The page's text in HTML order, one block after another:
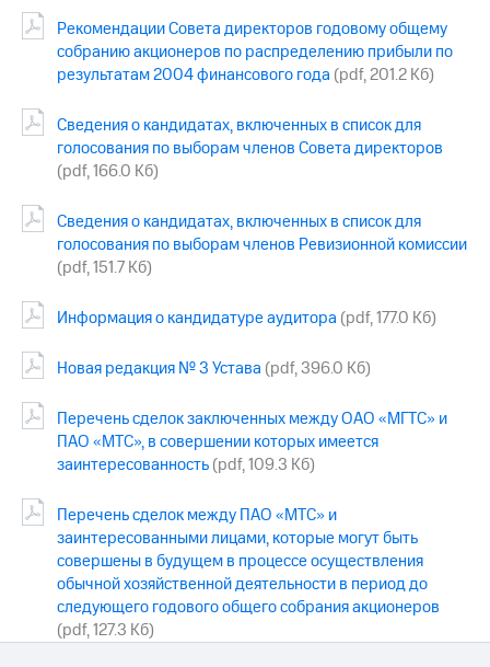
Информация
акционерам
Документы
ПАО
Собрания
акционеров
Личный
Акционерный
капитал
Контроль
аудит
Программа
приобретения
Порядок
Дивиденды
Рынок
облигаций
Описание
Еврооблигации-2023
Уведомление
Рекомендации Совета директоров годовому общему
собранию акционеров по распределению прибыли по
результатам 2004 финансового года (pdf, 201.2 Кб)
Сведения о кандидатах, включенных в список для
голосования по выборам членов Совета директоров
(pdf, 166.0 Кб)
Сведения о кандидатах, включенных в список для
голосования по выборам членов Ревизионной комиссии
(pdf, 151.7 Кб)
Информация о кандидатуре аудитора (pdf, 177.0 Кб)
Новая редакция № 3 Устава (pdf, 396.0 Кб)
Перечень сделок заключенных между ОАО «МГТС» и
ПАО «МТС», в совершении которых имеется
заинтересованность(pdf, 109.3 Кб)
Перечень сделок между ПАО «МТС» и
заинтересованными лицами, которые могут быть
совершены в будущем в процессе осуществления
обычной хозяйственной деятельности в период до
следующего годового общего собрания акционеров
(pdf, 127.3 Кб)